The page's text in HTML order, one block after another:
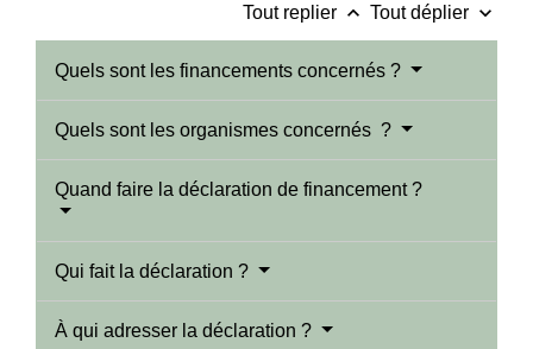
Tout replier keyboard_arrow_up Tout déplier keyboard_arrow_down
Quels sont les financements concernés ?
Quels sont les organismes concernés ?
Quand faire la déclaration de financement ?
Qui fait la déclaration ?
À qui adresser la déclaration ?